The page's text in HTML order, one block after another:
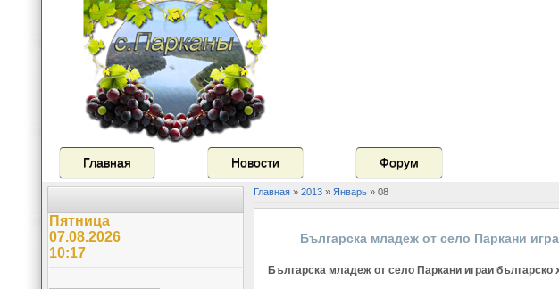
Главная Новости Форум
Пятница
07.08.2026
10:17
Главная » 2013 » Январь » 08
Българска младеж от село Паркани
Българска младеж от село Паркани играи българско